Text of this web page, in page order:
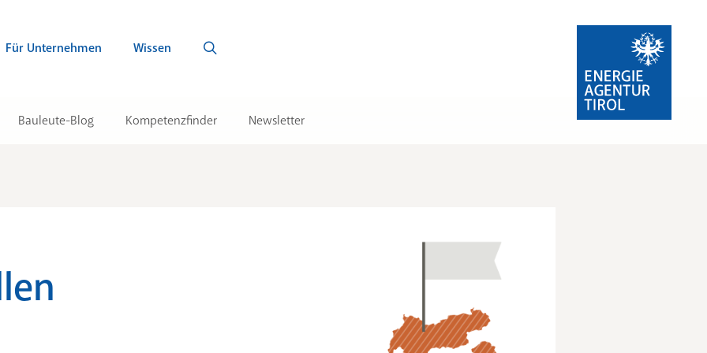
Für Unternehmen Wissen
Bauleute-Blog Kompetenzfinder Newsletter